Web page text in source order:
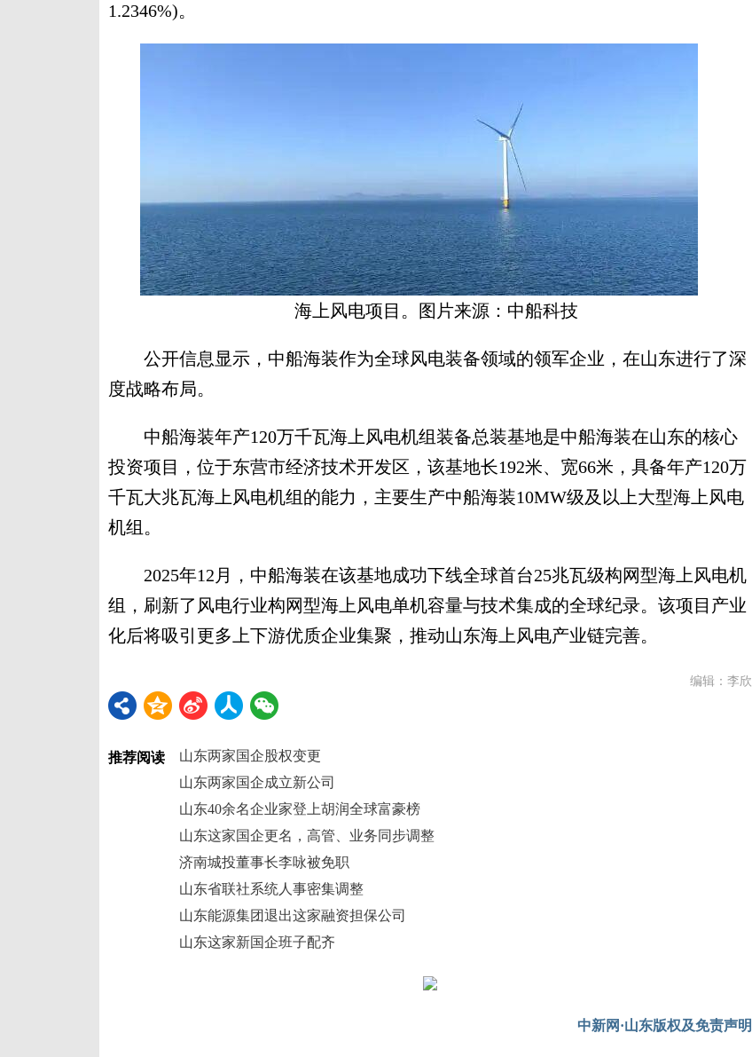
1.2346%)。
海上风电项目。图片来源：中船科技
公开信息显示，中船海装作为全球风电装备领域的领军企业，在山东进行了深
度战略布局。
中船海装年产120万千瓦海上风电机组装备总装基地是中船海装在山东的核心
投资项目，位于东营市经济技术开发区，该基地长192米、宽66米，具备年产120万
千瓦大兆瓦海上风电机组的能力，主要生产中船海装10MW级及以上大型海上风电
机组。
2025年12月，中船海装在该基地成功下线全球首台25兆瓦级构网型海上风电机
组，刷新了风电行业构网型海上风电单机容量与技术集成的全球纪录。该项目产业
化后将吸引更多上下游优质企业集聚，推动山东海上风电产业链完善。
编辑：李欣
推荐阅读
山东两家国企股权变更
山东两家国企成立新公司
山东40余名企业家登上胡润全球富豪榜
山东这家国企更名，高管、业务同步调整
济南城投董事长李咏被免职
山东省联社系统人事密集调整
山东能源集团退出这家融资担保公司
山东这家新国企班子配齐
中新网·山东版权及免责声明